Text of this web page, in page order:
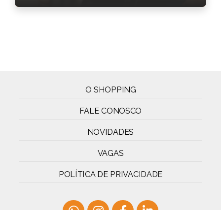
O SHOPPING
FALE CONOSCO
NOVIDADES
VAGAS
POLÍTICA DE PRIVACIDADE